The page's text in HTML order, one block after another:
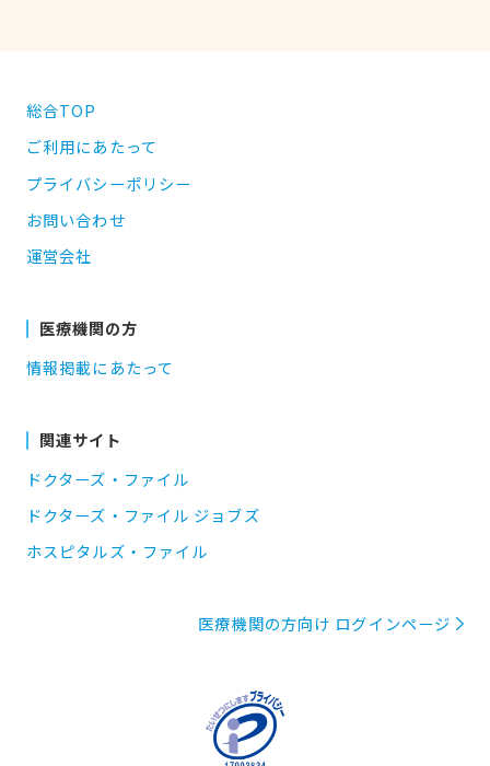
総合TOP
ご利用にあたって
プライバシーポリシー
お問い合わせ
運営会社
医療機関の方
情報掲載にあたって
関連サイト
ドクターズ・ファイル
ドクターズ・ファイル ジョブズ
ホスピタルズ・ファイル
医療機関の方向け ログインページ